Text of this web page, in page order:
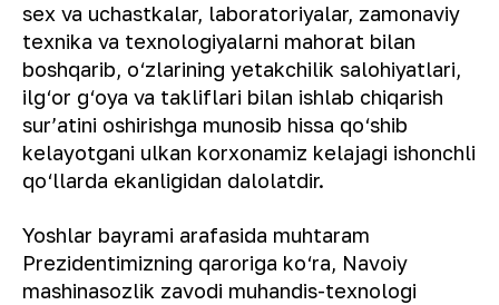
sex va uchastkalar, laboratoriyalar, zamonaviy
texnika va texnologiyalarni mahorat bilan
boshqarib, o‘zlarining yetakchilik salohiyatlari,
ilg‘or g‘oya va takliflari bilan ishlab chiqarish
surʼatini oshirishga munosib hissa qo‘shib
kelayotgani ulkan korxonamiz kelajagi ishonchli
qo‘llarda ekanligidan dalolatdir.
Yoshlar bayrami arafasida muhtaram
Prezidentimizning qaroriga ko‘ra, Navoiy
mashinasozlik zavodi muhandis-texnologi